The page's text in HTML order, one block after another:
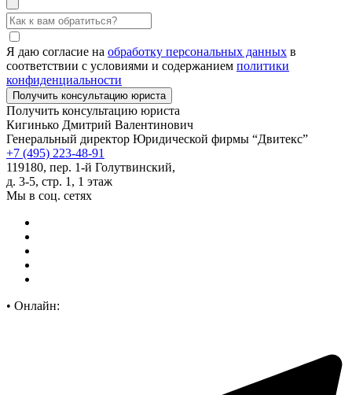
Я даю согласие на обработку персональных данных в
соответствии с условиями и содержанием политики
конфиденциальности
Получить консультацию юриста
Кигинько Дмитрий Валентинович
Генеральный директор Юридической фирмы “Двитекс”
+7 (495) 223-48-91
119180, пер. 1-й Голутвинский,
д. 3-5, стр. 1, 1 этаж
Мы в соц. сетях
• Онлайн: